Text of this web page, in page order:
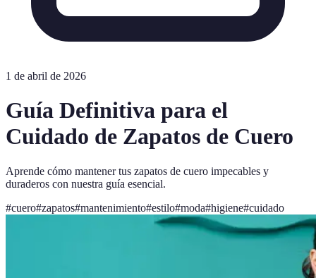
1 de abril de 2026
Guía Definitiva para el
Cuidado de Zapatos de Cuero
Aprende cómo mantener tus zapatos de cuero impecables y
duraderos con nuestra guía esencial.
#cuero#zapatos#mantenimiento#estilo#moda#higiene#cuidado